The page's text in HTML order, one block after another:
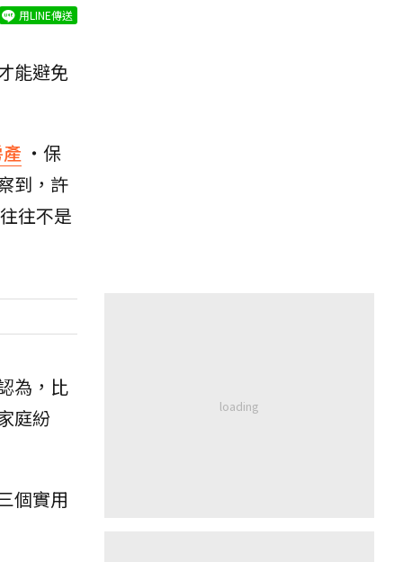
用LINE傳送
能避免
・保
到，許
往不是
為，比
庭紛
個實用